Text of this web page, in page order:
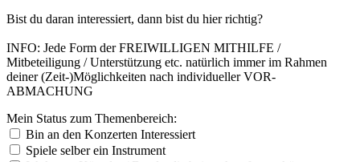
Bist du daran interessiert, dann bist du hier richtig?
INFO: Jede Form der FREIWILLIGEN MITHILFE /
Mitbeteiligung / Unterstützung etc. natürlich immer im Rahmen
deiner (Zeit-)Möglichkeiten nach individueller VOR-
ABMACHUNG
Mein Status zum Themenbereich:
Bin an den Konzerten Interessiert
Spiele selber ein Instrument